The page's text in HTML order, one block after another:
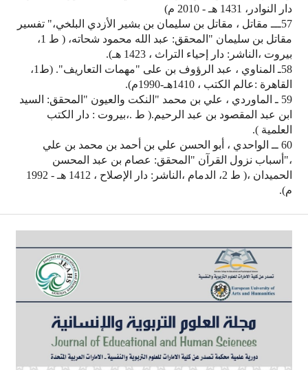
دار النوادر، 1431 هـ - 2010 م)
57ـــ مقاتل ، مقاتل بن سليمان بن بشير الأزدي البلخي،" تفسير
مقاتل بن سليمان "المحقق: عبد الله محمود شحاته، ( ط 1،
بيروت ،الناشر: دار إحياء التراث ، 1423 هـ).
58ـ المناوي ، عبد الرؤوف بن على "مهمات التعاريف". (ط1،
القاهرة :عالم الكتب ، 1410هـ-1990م).
59 ـ الماوردي ، علي بن محمد "النكت والعيون "المحقق: السيد
ابن عبد المقصود بن عبد الرحيم.( ط .،بيروت : دار الكتب
العلمية ).
60 ــ الواحدي ، أبو الحسن علي بن أحمد بن محمد بن علي
،"أسباب نزول القرآن "المحقق: عصام بن عبد المحسن
الحميدان ،( ط 2، الدمام ،الناشر: دار الإصلاح ، 1412 هـ - 1992
م).